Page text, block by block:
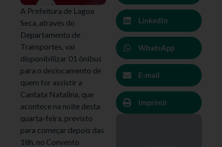
A Prefeitura de Lagoa
Seca, através do
Departamento de
Transportes, vai
disponibilizar 01 ônibus
para o deslocamento de
quem for assistir a
Cantata Natalina, que
acontece na noite desta
quarta-feira, previsto
para começar depois das
18h, no Convento
LinkedIn
WhatsApp
E-mail
Imprimir